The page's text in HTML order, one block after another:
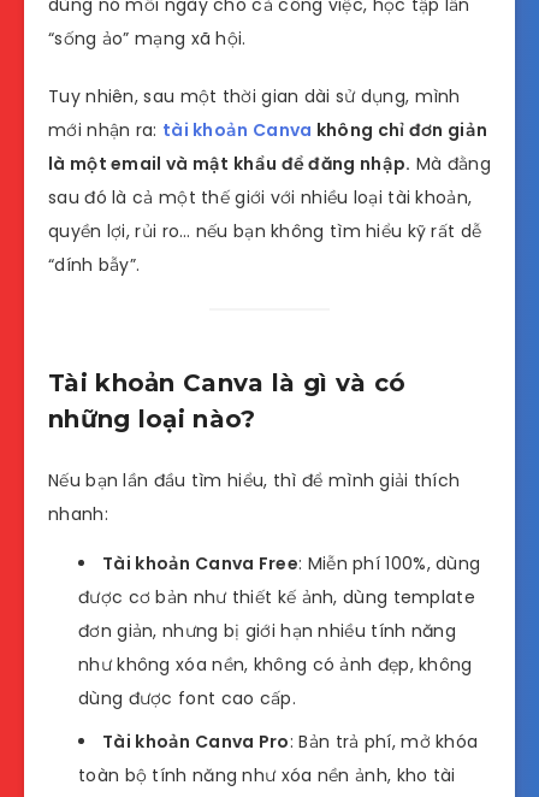
“sống ảo” mạng xã hội.
Tuy nhiên, sau một thời gian dài sử dụng, mình
mới nhận ra: tài khoản Canva không chỉ đơn giản
là một email và mật khẩu để đăng nhập. Mà đằng
sau đó là cả một thế giới với nhiều loại tài khoản,
quyền lợi, rủi ro… nếu bạn không tìm hiểu kỹ rất dễ
“dính bẫy”.
Tài khoản Canva là gì và có
những loại nào?
Nếu bạn lần đầu tìm hiểu, thì để mình giải thích
nhanh:
Tài khoản Canva Free: Miễn phí 100%, dùng
được cơ bản như thiết kế ảnh, dùng template
đơn giản, nhưng bị giới hạn nhiều tính năng
như không xóa nền, không có ảnh đẹp, không
dùng được font cao cấp.
Tài khoản Canva Pro: Bản trả phí, mở khóa
toàn bộ tính năng như xóa nền ảnh, kho tài